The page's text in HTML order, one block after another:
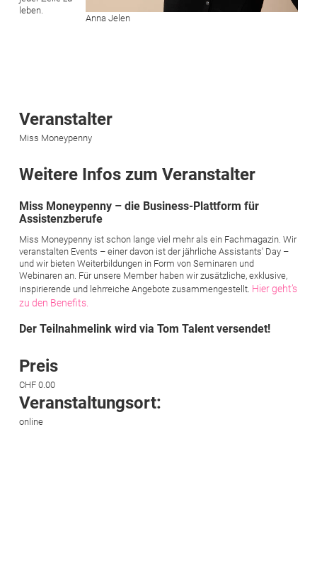
Anna Jelen
leben.
Veranstalter
Miss Moneypenny
Weitere Infos zum Veranstalter
Miss Moneypenny – die Business-Plattform für
Assistenzberufe
Miss Moneypenny ist schon lange viel mehr als ein Fachmagazin. Wir
veranstalten Events – einer davon ist der jährliche Assistants' Day –
und wir bieten Weiterbildungen in Form von Seminaren und
Webinaren an. Für unsere Member haben wir zusätzliche, exklusive,
inspirierende und lehrreiche Angebote zusammengestellt. Hier geht’s
zu den Benefits.
Der Teilnahmelink wird via Tom Talent versendet!
Preis
CHF 0.00
Veranstaltungsort:
online